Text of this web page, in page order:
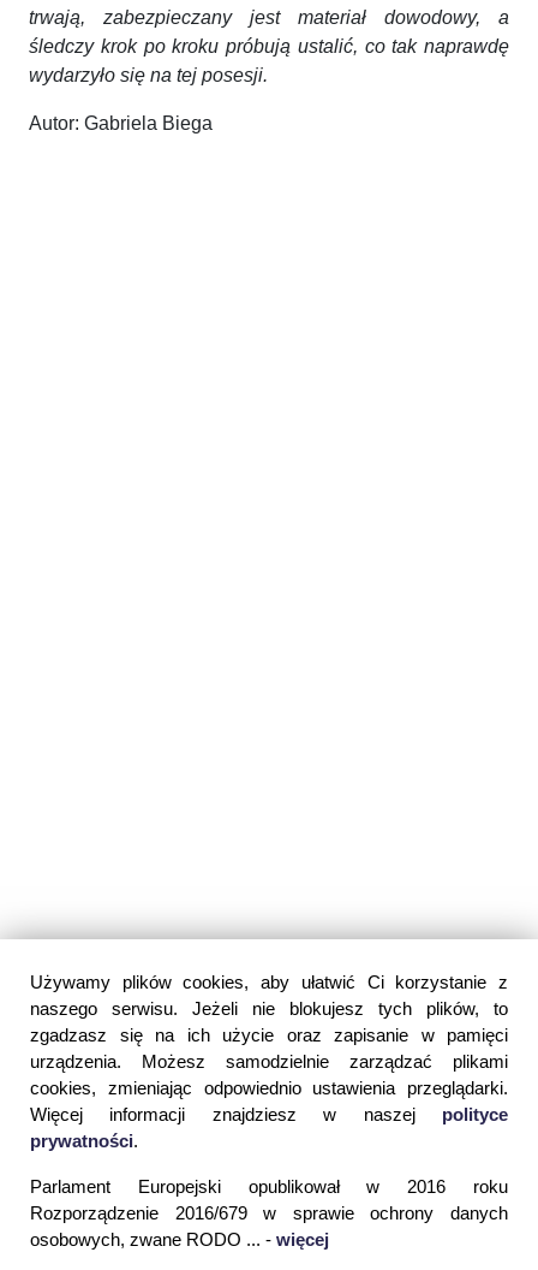
Używamy plików cookies, aby ułatwić Ci korzystanie z
naszego serwisu. Jeżeli nie blokujesz tych plików, to
zgadzasz się na ich użycie oraz zapisanie w pamięci
urządzenia. Możesz samodzielnie zarządzać plikami
cookies, zmieniając odpowiednio ustawienia przeglądarki.
Więcej informacji znajdziesz w naszej polityce
prywatności.
Parlament Europejski opublikował w 2016 roku
Rozporządzenie 2016/679 w sprawie ochrony danych
osobowych, zwane RODO ... - więcej
trwają, zabezpieczany jest materiał dowodowy, a
śledczy krok po kroku próbują ustalić, co tak naprawdę
wydarzyło się na tej posesji.
Autor: Gabriela Biega